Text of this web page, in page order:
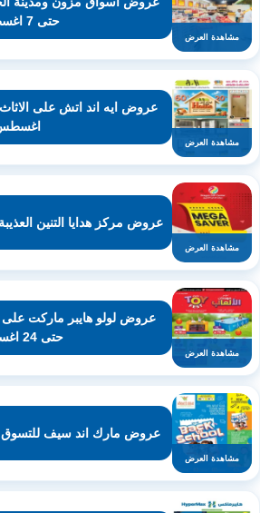
مشاهدة العرض
حتى 7 اغسطس
مشاهدة العرض
مشاهدة العرض
عروض مركز هدايا التنين العذيبة من 5 حتى
مشاهدة العرض
عروض لولو هايبر ماركت على
حتى 24 اغسطس
مشاهدة العرض
عروض مارك اند سيف للتسوق من 5 حتى 19